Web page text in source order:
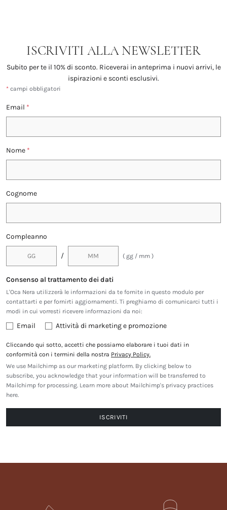
ISCRIVITI ALLA NEWSLETTER
Subito per te il 10% di sconto. Riceverai in anteprima i nuovi arrivi, le
ispirazioni e sconti esclusivi.
* campi obbligatori
Email *
Nome *
Cognome
Compleanno
/ ( gg / mm )
Consenso al trattamento dei dati
L'Oca Nera utilizzerà le informazioni da te fornite in questo modulo per
contattarti e per fornirti aggiornamenti. Ti preghiamo di comunicarci tutti i
modi in cui vorresti ricevere informazioni da noi:
Email Attività di marketing e promozione
Cliccando qui sotto, accetti che possiamo elaborare i tuoi dati in
conformità con i termini della nostra Privacy Policy.
We use Mailchimp as our marketing platform. By clicking below to
subscribe, you acknowledge that your information will be transferred to
Mailchimp for processing. Learn more about Mailchimp's privacy practices
here.